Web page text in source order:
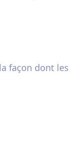
façon dont les